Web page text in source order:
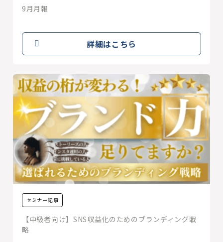
9月月報
詳細はこちら
セミナー記事
【中級者向け】SNS収益化のためのブランディング戦
略